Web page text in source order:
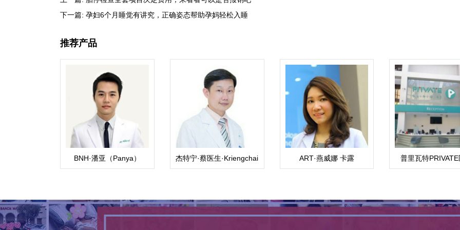
下一篇: 孕妇6个月睡觉有讲究，正确姿态帮助孕妈轻松入睡
推荐产品
BNH·潘亚（Panya）
杰特宁·蔡医生·Kriengchai
Sajjachareonpong,M.D
ART·燕威娜 卡露
（Weena）
普里瓦特